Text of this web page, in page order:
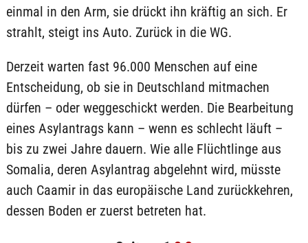
einmal in den Arm, sie drückt ihn kräftig an sich. Er
strahlt, steigt ins Auto. Zurück in die WG.
Derzeit warten fast 96.000 Menschen auf eine
Entscheidung, ob sie in Deutschland mitmachen
dürfen – oder weggeschickt werden. Die Bearbeitung
eines Asylantrags kann – wenn es schlecht läuft –
bis zu zwei Jahre dauern. Wie alle Flüchtlinge aus
Somalia, deren Asylantrag abgelehnt wird, müsste
auch Caamir in das europäische Land zurückkehren,
dessen Boden er zuerst betreten hat.